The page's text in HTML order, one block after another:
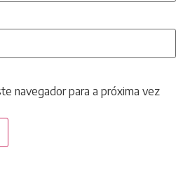
navegador para a próxima vez